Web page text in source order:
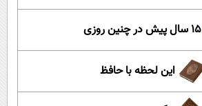
۱۵ سال پیش در چنین روزی
این لحظه با حافظ